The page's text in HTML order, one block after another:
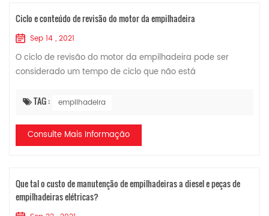
Ciclo e conteúdo de revisão do motor da empilhadeira
Sep 14 , 2021
O ciclo de revisão do motor da empilhadeira pode ser
considerado um tempo de ciclo que não está
empilhadeira ou gerente do equipamento observando ...
TAG : empilhadeira
Consulte Mais Informação
Que tal o custo de manutenção de empilhadeiras a diesel e peças de
empilhadeiras elétricas?